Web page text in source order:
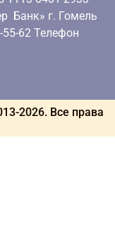
Банк» г. Гомель
62 Телефон
2026. Все права